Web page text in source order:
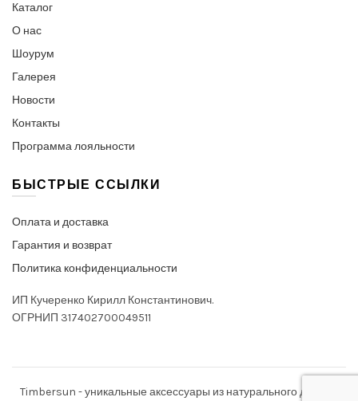
Каталог
О нас
Шоурум
Галерея
Новости
Контакты
Программа лояльности
БЫСТРЫЕ ССЫЛКИ
Оплата и доставка
Гарантия и возврат
Политика конфиденциальности
ИП Кучеренко Кирилл Константинович.
ОГРНИП 317402700049511
Timbersun - уникальные аксессуары из натурального дерева.